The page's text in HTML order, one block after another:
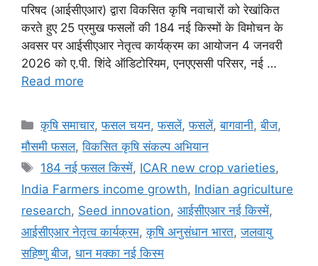
परिषद (आईसीएआर) द्वारा विकसित कृषि नवाचारों को रेखांकित
करते हुए 25 प्रमुख फसलों की 184 नई किस्मों के विमोचन के
अवसर पर आईसीएआर नेतृत्व कार्यक्रम का आयोजन 4 जनवरी
2026 को ए.पी. शिंदे ऑडिटोरियम, एनएएससी परिसर, नई …
Read more
कृषि समाचार,फसल चयन,फसलें,फसलें,बागवानी,बीज,
मौसमी फसल,विकसित कृषि संकल्प अभियान
184 नई फसल किस्में, ICAR new crop varieties,
India Farmers income growth, Indian agriculture
research, Seed innovation, आईसीएआर नई किस्में,
आईसीएआर नेतृत्व कार्यक्रम,कृषि अनुसंधान भारत,जलवायु
सहिष्णु बीज, धान मक्का नई किस्म